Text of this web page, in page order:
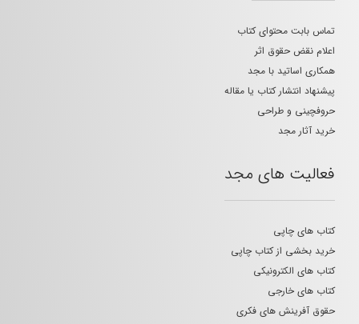
تماس بابت محتوای کتاب
اعلام نقض حقوق اثر
همکاری اساتید با مجد
پیشنهاد انتشار کتاب یا مقاله
حروفچینی و طراحی
خرید آثار مجد
فعالیت های مجد
کتاب های چاپی
خرید بخشی از کتاب چاپی
کتاب های الکترونیکی
کتاب های خارجی
حقوق آفرینش های فکری